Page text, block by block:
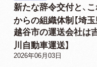
新たな辞令交付と、
からの組織体制【埼
越谷市の運送会社は
川自動車運送】
2026年06月03日